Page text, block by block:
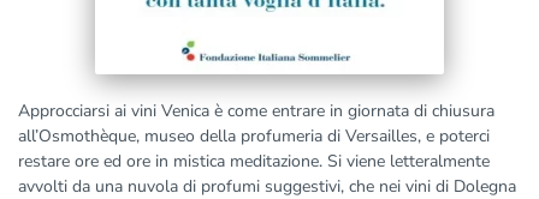
Approcciarsi ai vini Venica è come entrare in giornata di chiusura
all’Osmothèque, museo della profumeria di Versailles, e poterci
restare ore ed ore in mistica meditazione. Si viene letteralmente
avvolti da una nuvola di profumi suggestivi, che nei vini di Dolegna